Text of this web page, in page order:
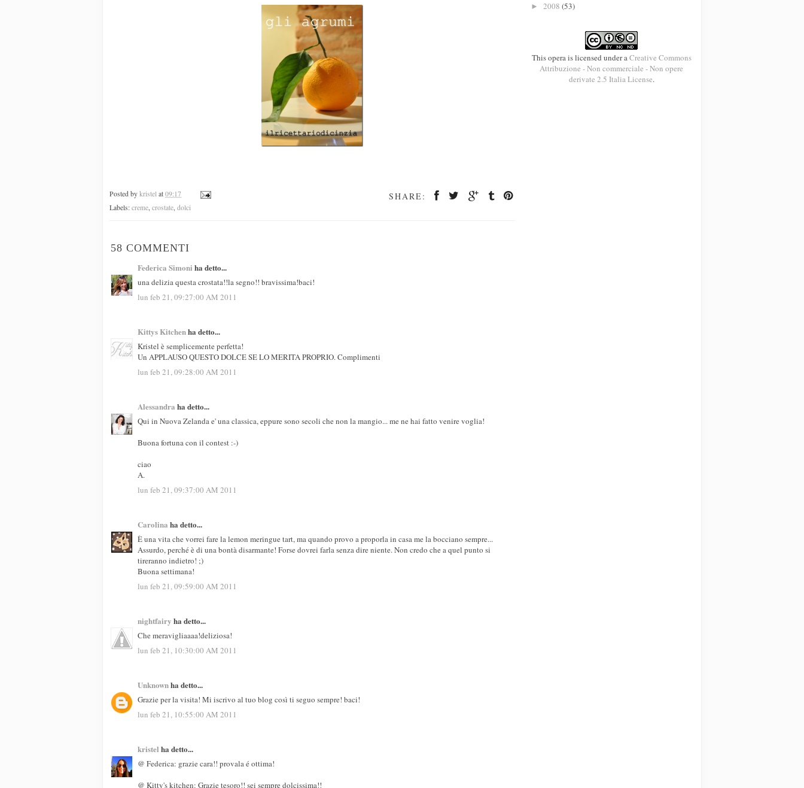
SHARE:
Posted by kristel at 09:17
Labels: creme crostate dolci
58 COMMENTI
Federica Simoni ha detto...
una delizia questa crostata!!la segno!! bravissima!baci!
lun feb 21, 09:27:00 AM 2011
Kittys Kitchenha detto...
Kristel è semplicemente perfetta!
Un APPLAUSO QUESTO DOLCE SE LO MERITA PROPRIO. Complimenti
lun feb 21, 09:28:00 AM 2011
Alessandra ha detto...
Qui in Nuova Zelanda e' una classica, eppure sono secoli che non la mangio... me ne hai fatto venire voglia!
Buona fortuna con il contest :-)
ciao
A.
lun feb 21, 09:37:00 AM 2011
Carolina ha detto...
È una vita che vorrei fare la lemon meringue tart, ma quando provo a proporla in casa me la bocciano sempre...
Assurdo, perché è di una bontà disarmante! Forse dovrei farla senza dire niente. Non credo che a quel punto si
tireranno indietro! ;)
Buona settimana!
lun feb 21, 09:59:00 AM 2011
nightfairy ha detto...
Che meravigliaaaa!deliziosa!
lun feb 21, 10:30:00 AM 2011
Unknownha detto...
Grazie per la visita! Mi iscrivo al tuo blog così ti seguo sempre! baci!
lun feb 21, 10:55:00 AM 2011
kristel ha detto...
@ Federica: grazie cara!! provala é ottima!
@ Kitty's kitchen: Grazie tesoro!! sei sempre dolcissima!!
► 2008 (53)
This opera is licensed under a Creative Commons
Attribuzione - Non commerciale - Non opere
derivate 2.5 Italia License.